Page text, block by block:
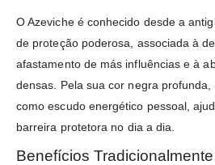
O Azeviche é conhecido desde a
de proteção poderosa, associada à
afastamento de más influências e à
densas. Pela sua cor negra
como escudo energético pessoal,
barreira protetora no dia a dia.
Benefícios